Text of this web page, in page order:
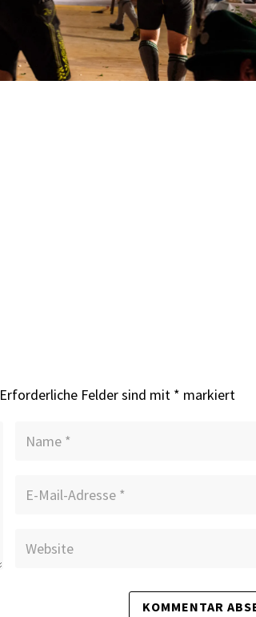
Erforderliche Felder sind mit * markiert